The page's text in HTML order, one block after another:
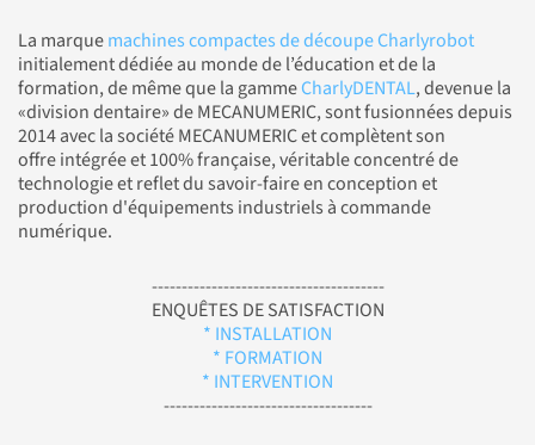
La marquemachines compactes de découpe Charlyrobot
initialement dédiée au monde de l’éducation et de la
formation, de même que la gammeCharlyDENTAL, devenue la
«division dentaire» de MECANUMERIC, sont fusionnées depuis
2014 avec la société MECANUMERIC et complètent son
offre intégrée et 100% française, véritable concentré de
technologie et reflet du savoir-faire en conception et
production d'équipements industriels à commande
numérique.
---------------------------------------
ENQUÊTES DE SATISFACTION
* INSTALLATION
* FORMATION
* INTERVENTION
-----------------------------------